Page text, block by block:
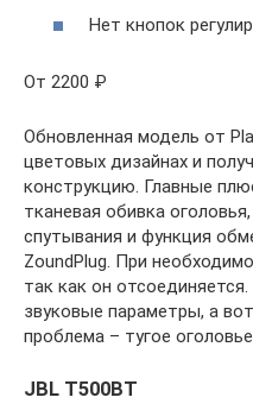
Нет кнопок
От 2200 ₽
Обновленная модель от
цветовых дизайнах и
конструкцию. Главные
тканевая обивка
спутывания и функция
ZoundPlug. При
так как он
звуковые параметры, а
проблема – тугое
JBL T500BT